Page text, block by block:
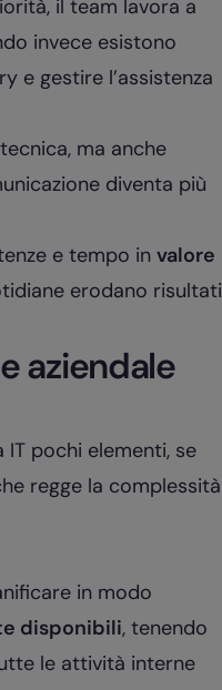
il team lavora a
invece esistono
e gestire l’assistenza
ma anche
diventa più
e tempo in valore
erodano risultati
aziendale
IT pochi elementi, se
regge la complessità
in modo
disponibili, tenendo
le attività interne